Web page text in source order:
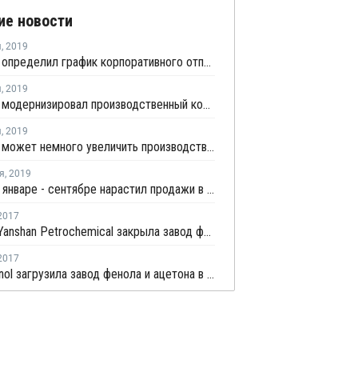
новости
, 2019
АвтоВАЗ определил график корпоративного отпуска в 2020 году
, 2019
АвтоВАЗ модернизировал производственный комплекс с целью оптимизации технологий и экономии средств
, 2019
АвтоВАЗ может немного увеличить производство в 2019 году
, 2019
КАМАЗ в январе - сентябре нарастил продажи в России на 8,2%
Sinopec Yanshan Petrochemical закрыла завод фенола и ацетона на ремонт раньше намеченного срока
PTT Phenol загрузила завод фенола и ацетона в Таиланде на 80-85%